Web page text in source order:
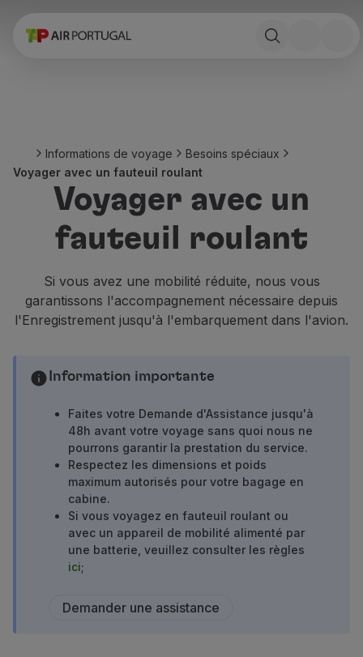
Réserver
Stopover
Informations de voyage
Bagage
Besoins spéciaux
Voyager avec des animaux
Femmes enceintes
Exigences et documentation
À bord
Vols en Economy
Divertissements
Gérer de réservation
Gestion des Réserves
Extras et Upgrades
Facture en ligne
Bons TAP
Location de voiture
Enregistrement
Informations de voyage
Besoins spéciaux
Voyager avec un fauteuil roulant
Voyager avec un
fauteuil roulant
Si vous avez une mobilité réduite, nous vous
garantissons l'accompagnement nécessaire depuis
l'Enregistrement jusqu'à l'embarquement dans l'avion.
Information importante
Faites votre Demande d'Assistance jusqu'à
48h avant votre voyage sans quoi nous ne
pourrons garantir la prestation du service.
Respectez les dimensions et poids
maximum autorisés pour votre bagage en
cabine.
Si vous voyagez en fauteuil roulant ou
avec un appareil de mobilité alimenté par
une batterie, veuillez consulter les règles
ici;
Demander une assistance